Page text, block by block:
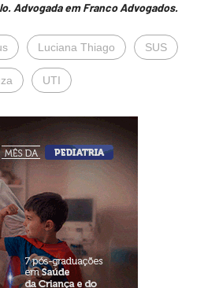
Advogada em Franco Advogados.
Luciana Thiago SUS
UTI